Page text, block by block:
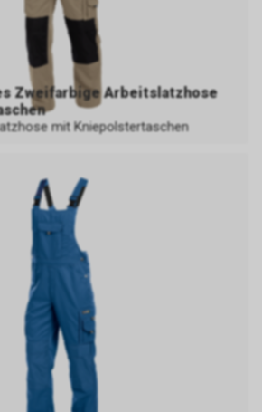
Zweifarbige Arbeitslatzhose
mit Kniepolstertaschen